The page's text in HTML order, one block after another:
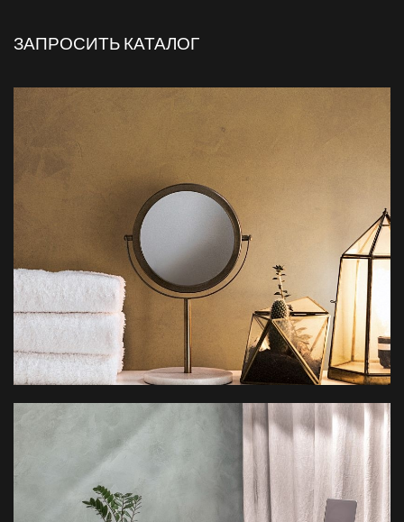
ЗАПРОСИТЬ КАТАЛОГ